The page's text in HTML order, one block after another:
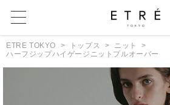
ETRE TOKYO トップス
ニット
ハーフジップハイゲージニットプルオーバー